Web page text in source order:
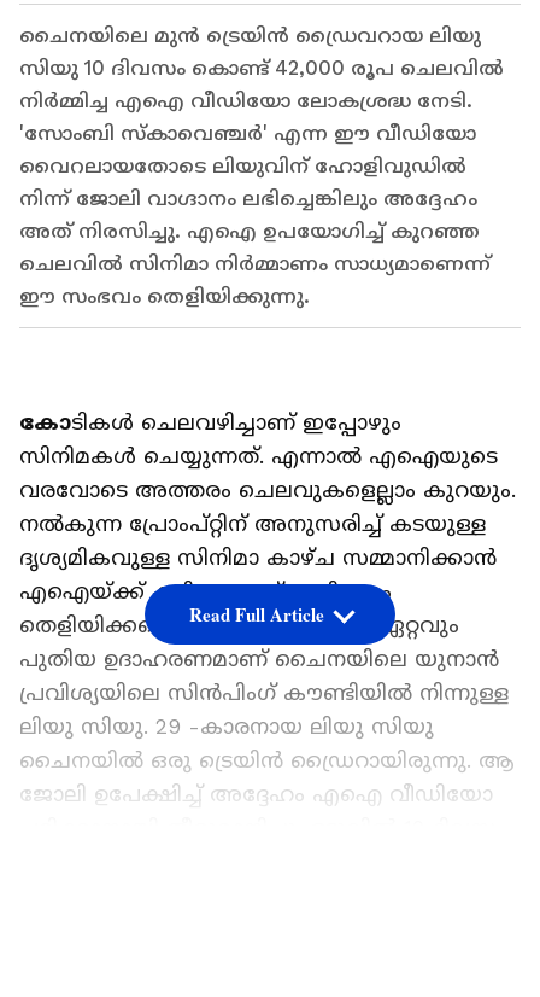
ചൈനയിലെ മുൻ ട്രെയിൻ ഡ്രൈവറായ ലിയു
സിയു 10 ദിവസം കൊണ്ട് 42,000 രൂപ ചെലവിൽ
നിർമ്മിച്ച എഐ വീഡിയോ ലോകശ്രദ്ധ നേടി.
'സോംബി സ്കാവെഞ്ചർ' എന്ന ഈ വീഡിയോ
വൈറലായതോടെ ലിയുവിന് ഹോളിവുഡിൽ
നിന്ന് ജോലി വാഗ്ദാനം ലഭിച്ചെങ്കിലും അദ്ദേഹം
അത് നിരസിച്ചു. എഐ ഉപയോഗിച്ച് കുറഞ്ഞ
ചെലവിൽ സിനിമാ നിർമ്മാണം സാധ്യമാണെന്ന്
ഈ സംഭവം തെളിയിക്കുന്നു.
കോടികൾ ചെലവഴിച്ചാണ് ഇപ്പോഴും
സിനിമകൾ ചെയ്യുന്നത്. എന്നാൽ എഐയുടെ
വരവോടെ അത്തരം ചെലവുകളെല്ലാം കുറയും.
നൽകുന്ന പ്രോംപ്റ്റിന് അനുസരിച്ച് കടയുള്ള
ദൃശ്യമികവുള്ള സിനിമാ കാഴ്ച സമ്മാനിക്കാൻ
എഐയ്ക്ക് കഴിയുമെന്ന് ഇതിനകം
തെളിയിക്കപ്പെട്ടിട്ടുണ്ട്. അതിനുള്ള ഏറ്റവും
പുതിയ ഉദാഹരണമാണ് ചൈനയിലെ യുനാൻ
പ്രവിശ്യയിലെ സിൻപിംഗ് കൗണ്ടിയിൽ നിന്നുള്ള
ലിയു സിയു. 29 -കാരനായ ലിയു സിയു
ചൈനയിൽ ഒരു ട്രെയിൻ ഡ്രൈറായിരുന്നു. ആ
ജോലി ഉപേക്ഷിച്ച് അദ്ദേഹം എഐ വീഡിയോ
Read Full Article